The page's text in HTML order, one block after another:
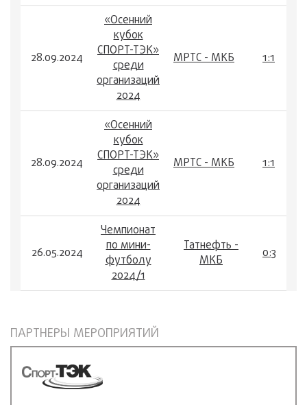
28.09.2024
«Осенний
кубок
СПОРТ-ТЭК»
среди
организаций
2024
МРТС - МКБ 1:1
28.09.2024
«Осенний
кубок
СПОРТ-ТЭК»
среди
организаций
2024
МРТС - МКБ 1:1
26.05.2024
Чемпионат
по мини-
футболу
2024/1
Татнефть -
МКБ
0:3
ПАРТНЕРЫ МЕРОПРИЯТИЙ